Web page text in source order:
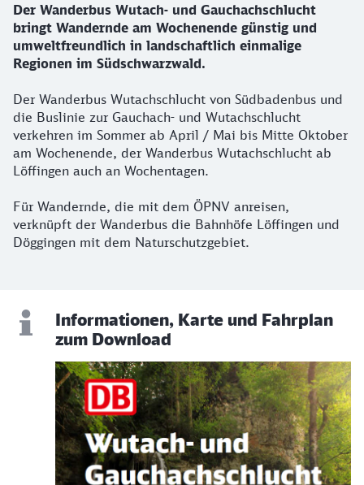
Der Wanderbus Wutach- und Gauchachschlucht
bringt Wandernde am Wochenende günstig und
umweltfreundlich in landschaftlich einmalige
Regionen im Südschwarzwald.
Der Wanderbus Wutachschlucht von Südbadenbus und
die Buslinie zur Gauchach- und Wutachschlucht
verkehren im Sommer ab April / Mai bis Mitte Oktober
am Wochenende, der Wanderbus Wutachschlucht ab
Löffingen auch an Wochentagen.
Für Wandernde, die mit dem ÖPNV anreisen,
verknüpft der Wanderbus die Bahnhöfe Löffingen und
Döggingen mit dem Naturschutzgebiet.
Informationen, Karte und Fahrplan
zum Download